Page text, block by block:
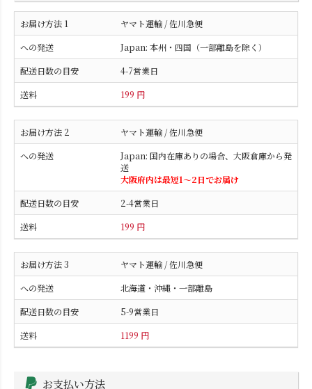
ヤマト運輸 / 佐川急便
Japan: 本州・四国（一部離島を除く）
4-7営業日
199 円
ヤマト運輸 / 佐川急便
Japan: 国内在庫ありの場合、大阪倉庫から発
送
大阪府内は最短1〜2日でお届け
2-4営業日
199 円
ヤマト運輸 / 佐川急便
北海道・沖縄・一部離島
5-9営業日
1199 円
お支払い方法